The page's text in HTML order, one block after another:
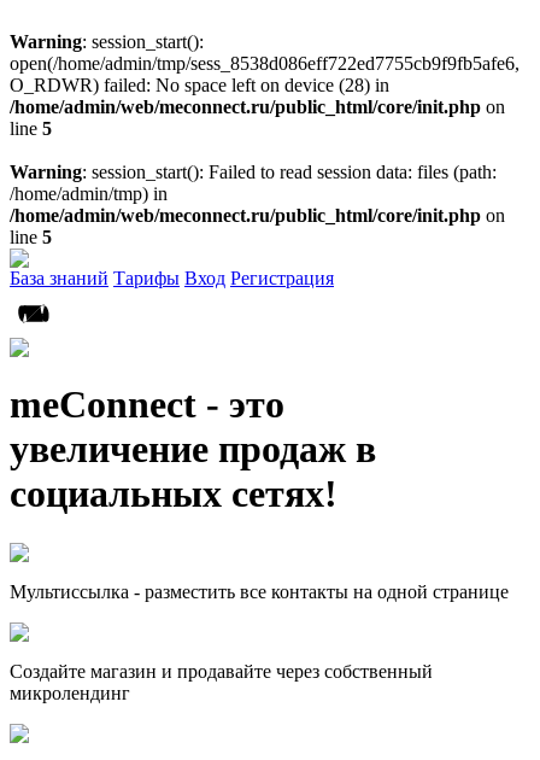
Warning: session_start():
open(/home/admin/tmp/sess_8538d086eff722ed7755cb9f9fb5afe6,
O_RDWR) failed: No space left on device (28) in
/home/admin/web/meconnect.ru/public_html/core/init.php on
line 5
Warning: session_start(): Failed to read session data: files (path:
/home/admin/tmp) in
/home/admin/web/meconnect.ru/public_html/core/init.php on
line 5
База знаний Тарифы Вход Регистрация
meConnect - это
увеличение продаж в
социальных сетях!
Мультиссылка - разместить все контакты на одной странице
Создайте магазин и продавайте через собственный
микролендинг